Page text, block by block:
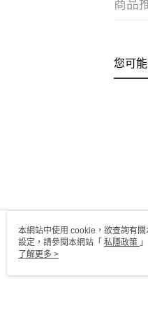
商品
您可
本網站中使用 cookie，欲查詢有
設定，請參閱本網站「 私隱政策
用 cookie。
了解更多 >